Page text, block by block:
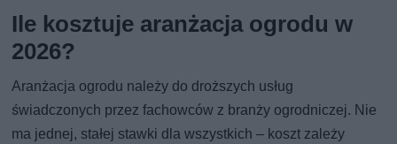
Ile kosztuje aranżacja ogrodu w
2026?
Aranżacja ogrodu należy do droższych usług
świadczonych przez fachowców z branży ogrodniczej. Nie
ma jednej, stałej stawki dla wszystkich – koszt zależy